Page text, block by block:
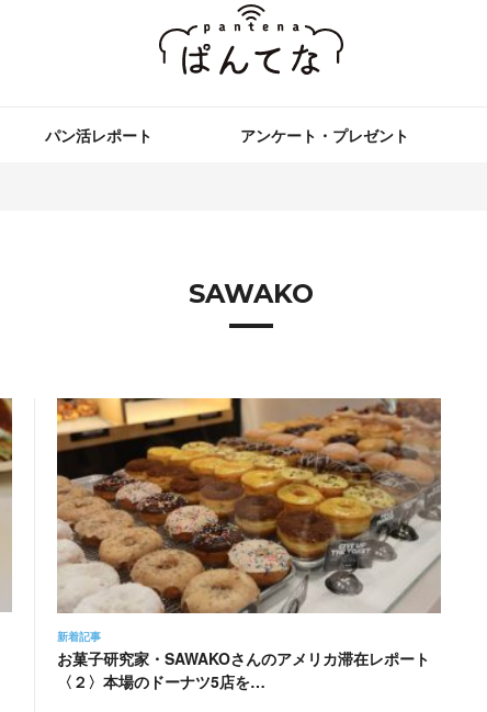
パン活レポート アンケート・プレゼント
SAWAKO
新着記事
お菓子研究家・SAWAKOさんのアメリカ滞在レポート
〈２〉本場のドーナツ5店を…